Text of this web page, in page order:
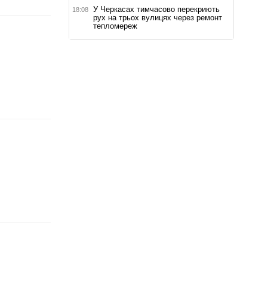
18:08
У Черкасах тимчасово перекриють
рух на трьох вулицях через ремонт
тепломереж